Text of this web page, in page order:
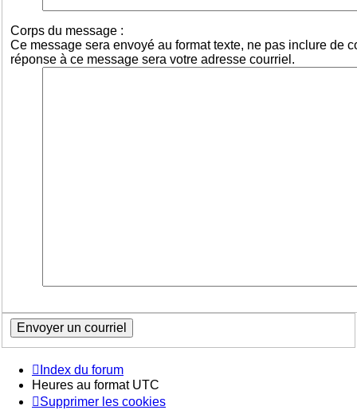
Corps du message :
Ce message sera envoyé au format texte, ne pas inclure de
réponse à ce message sera votre adresse courriel.
Index du forum
Heures au format UTC
Supprimer les cookies